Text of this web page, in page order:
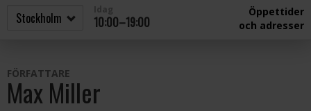
10:00–19:00
Öppettider
och adresser
FÖRFATTARE
Max Miller